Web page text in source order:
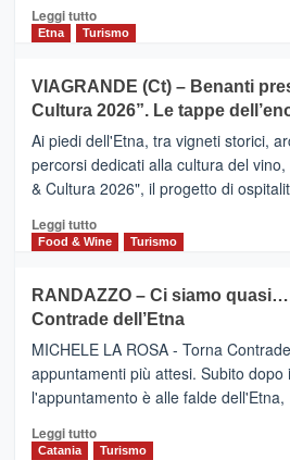
dati
di
Anche
la
Alcantara
nei
primi
nella
classifica
Leggi tuttoLeggi
di
IL
SAN
DOMENICO
PALACE
TAORMINA,
UN
HOTEL
FOUR
IL
NUOVO
SUMMER
CLUB
Etna Turismo
VIAGRANDE (Ct) – Benanti
Cultura 2026”. Le tappe
Ai piedi dell'Etna, tra vigneti storici,
percorsi dedicati alla cultura del
& Cultura 2026", il progetto di
Leggi tuttoLeggi
di
VIAGRANDE
(Ct)
–
Benanti
presenta
“Vino
&
Cultura
Food & Wine Turismo
RANDAZZO – Ci siamo
Contrade dell’Etna
MICHELE LA ROSA - Torna
appuntamenti più attesi. Subito dopo
l'appuntamento è alle falde
Leggi tuttoLeggi
di
Catania Turismo